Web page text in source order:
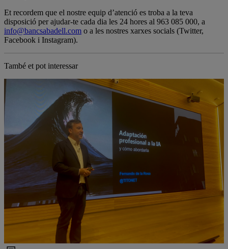
Et recordem que el nostre equip d’atenció es troba a la teva
disposició per ajudar-te cada dia les 24 hores al 963 085 000, a
info@bancsabadell.com o a les nostres xarxes socials (Twitter,
Facebook i Instagram).
També et pot interessar